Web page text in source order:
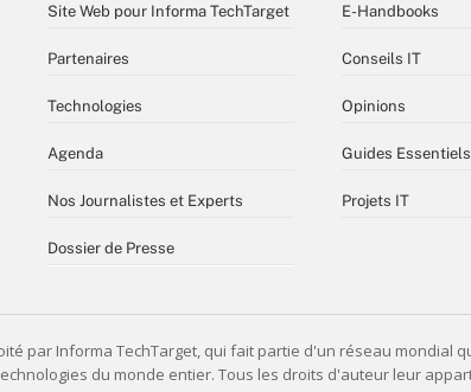
Site Web pour Informa TechTarget
Partenaires
Technologies
Agenda
Nos Journalistes et Experts
Dossier de Presse
E-Handbooks
Conseils IT
Opinions
Guides Essentiels
Projets IT